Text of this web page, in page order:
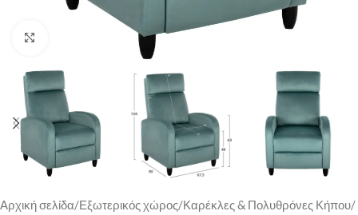
Κάντε κλικ για μεγέθυνση
Αρχική σελίδα/Εξωτερικός χώρος/Καρέκλες & Πολυθρόνες Κήπου/